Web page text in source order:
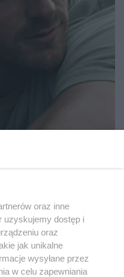
oraz inne
uzyskujemy dostęp i
oraz
jak unikalne
wysyłane przez
w celu zapewniania